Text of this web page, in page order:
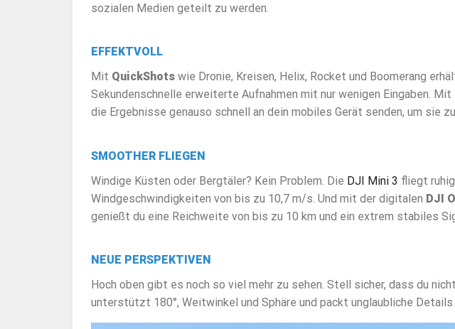
sozialen Medien geteilt zu werden.
EFFEKTVOLL
Mit QuickShotswie Dronie, Kreisen, Helix, Rocket und Boomerang
Sekundenschnelle erweiterte Aufnahmen mit nur wenigen Eingaben. Mit
die Ergebnisse genauso schnell an dein mobiles Gerät senden, um sie
SMOOTHER FLIEGEN
Windige Küsten oder Bergtäler? Kein Problem. Die DJI Mini 3 fliegt
Windgeschwindigkeiten von bis zu 10,7 m/s. Und mit der digitalen DJI
genießt du eine Reichweite von bis zu 10 km und ein extrem stabiles
NEUE PERSPEKTIVEN
Hoch oben gibt es noch so viel mehr zu sehen. Stell sicher, dass du
unterstützt 180°, Weitwinkel und Sphäre und packt unglaubliche Details